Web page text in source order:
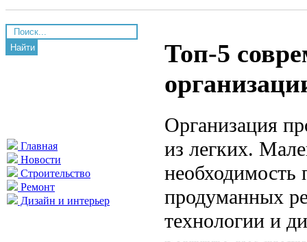
Найти
Главная
Новости
Строительство
Ремонт
Дизайн и интерьер
Топ-5
Организация
из легких.
необходимость
продуманных
технологии и